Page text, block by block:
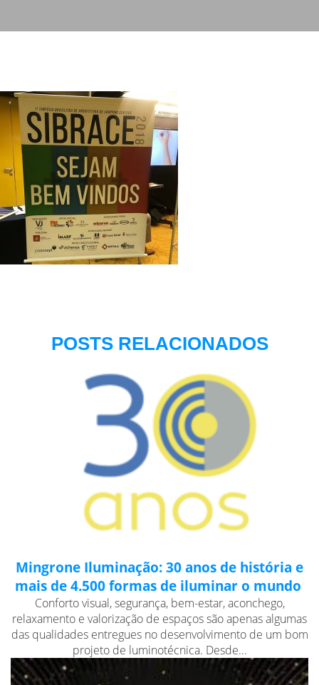
POSTS RELACIONADOS
Mingrone Iluminação: 30 anos de história e
mais de 4.500 formas de iluminar o mundo
Conforto visual, segurança, bem-estar, aconchego,
relaxamento e valorização de espaços são apenas algumas
das qualidades entregues no desenvolvimento de um bom
projeto de luminotécnica. Desde...